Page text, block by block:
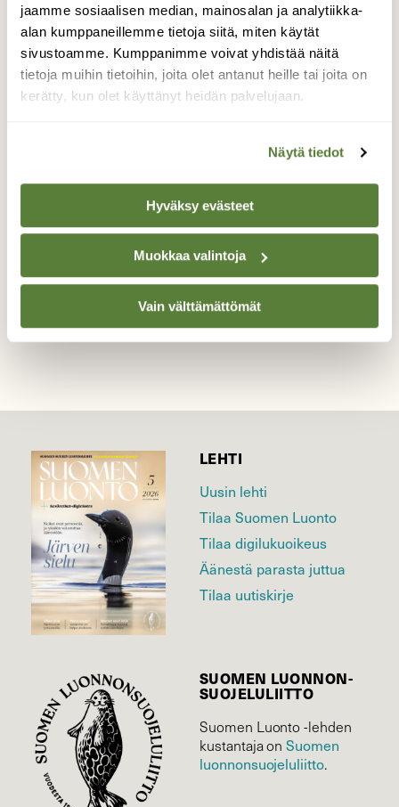
jaamme sosiaalisen median, mainosalan ja analytiikka-
alan kumppaneillemme tietoja siitä, miten käytät
sivustoamme. Kumppanimme voivat yhdistää näitä
tietoja muihin tietoihin, joita olet antanut heille tai joita on
kerätty, kun olet käyttänyt heidän palvelujaan.
Näytä tiedot
Hyväksy evästeet
Muokkaa valintoja
Vain välttämättömät
aikuisia. En päässyt selvyyteen, monestako
poikueesta ryhmä koostui, mutta siltä
minusta vaikutti, että nuoriso yritti kärttää
vanhemmalta ruokaa, ja sitä ei oikein
herunut (kuten kuvasta näkyy). Nuoret
raakkui takaisin. Olisiko nuorten aika hankkia
Valokuvaaja: Anne Patana, Tampere 23.6.2018
LEHTI
Uusin lehti
Tilaa Suomen Luonto
Tilaa digilukuoikeus
Äänestä parasta juttua
Tilaa uutiskirje
SUOMEN LUONNON­
SUOJELU­LIITTO
Suomen Luonto -lehden
kustantaja onSuomen
luonnonsuojelu­liitto.